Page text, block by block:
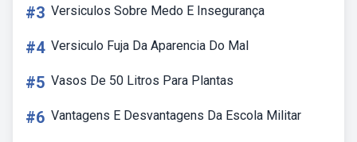
#3 Versiculos Sobre Medo E Insegurança
#4 Versiculo Fuja Da Aparencia Do Mal
#5 Vasos De 50 Litros Para Plantas
#6 Vantagens E Desvantagens Da Escola Militar